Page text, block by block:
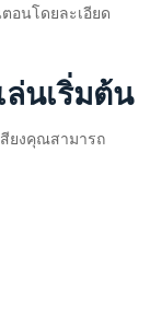
อนโดยละเอียด
นเริ่มต้น
ยงคุณสามารถ